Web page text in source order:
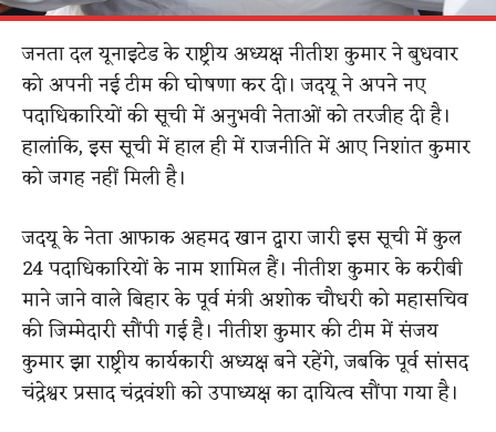
जनता दल यूनाइटेड के राष्ट्रीय अध्यक्ष नीतीश कुमार ने बुधवार
को अपनी नई टीम की घोषणा कर दी। जदयू ने अपने नए
पदाधिकारियों की सूची में अनुभवी नेताओं को तरजीह दी है।
हालांकि, इस सूची में हाल ही में राजनीति में आए निशांत कुमार
को जगह नहीं मिली है।
जदयू के नेता आफाक अहमद खान द्वारा जारी इस सूची में कुल
24 पदाधिकारियों के नाम शामिल हैं। नीतीश कुमार के करीबी
माने जाने वाले बिहार के पूर्व मंत्री अशोक चौधरी को महासचिव
की जिम्मेदारी सौंपी गई है। नीतीश कुमार की टीम में संजय
कुमार झा राष्ट्रीय कार्यकारी अध्यक्ष बने रहेंगे, जबकि पूर्व सांसद
चंद्रेश्वर प्रसाद चंद्रवंशी को उपाध्यक्ष का दायित्व सौंपा गया है।